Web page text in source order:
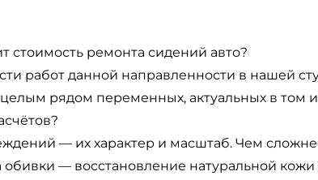
стоимость ремонта сидений авто?
работ данной направленности в нашей
рядом переменных, актуальных в том
— их характер и масштаб. Чем
обивки — восстановление натуральной